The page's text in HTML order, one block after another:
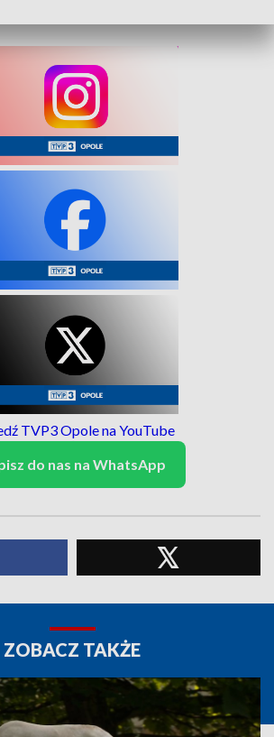
do nas na WhatsApp
ZOBACZ TAKŻE